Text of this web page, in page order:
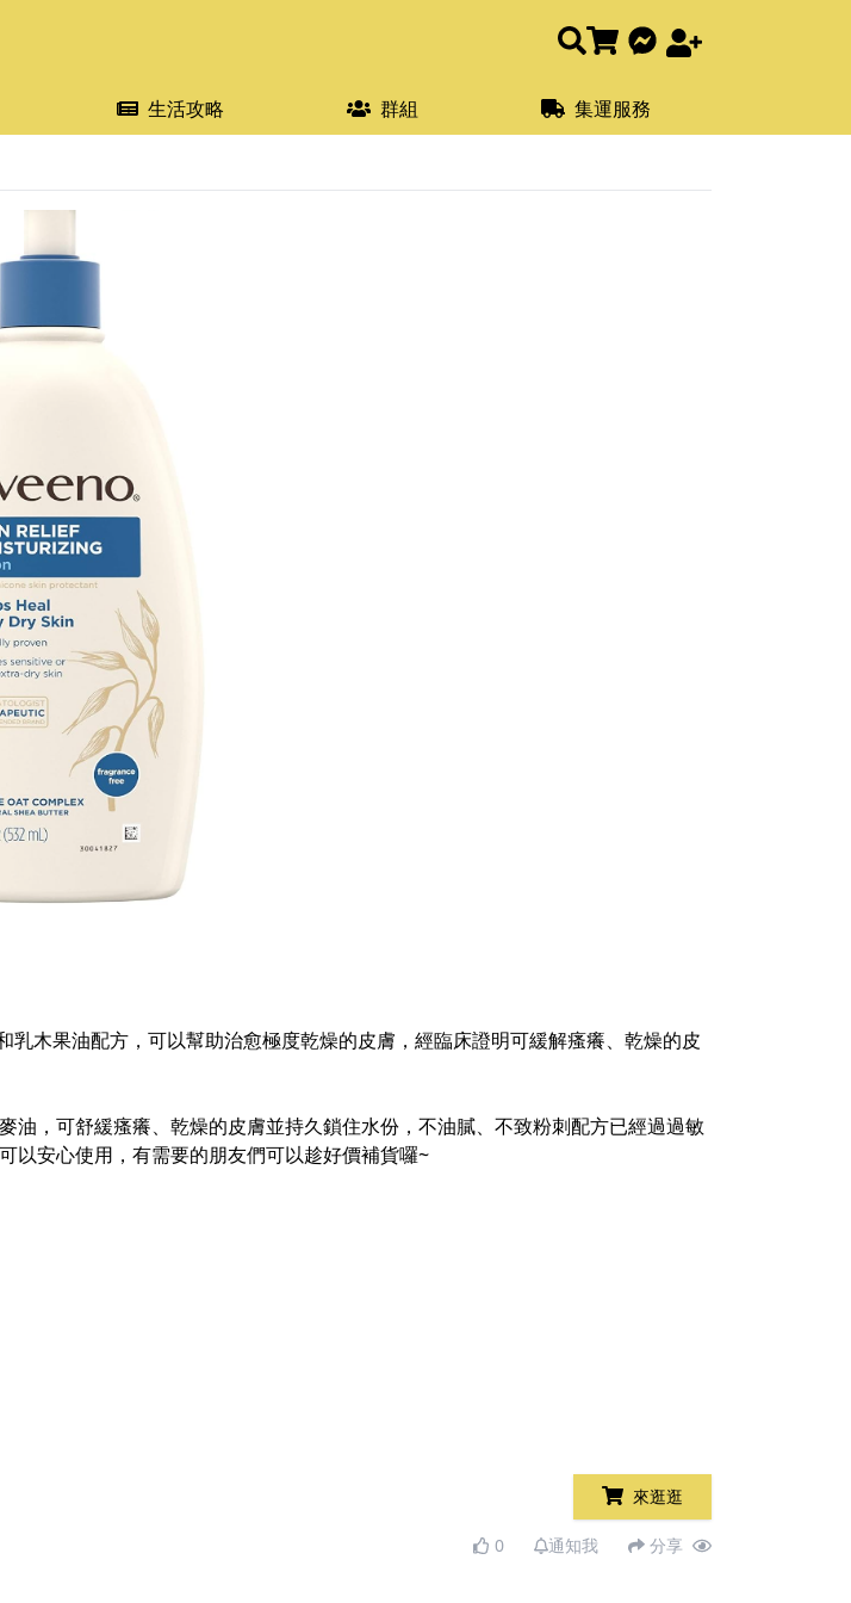
生活攻略 群組 集運服務
木果油配方，可以幫助治愈極度乾燥的皮膚，經臨床證明可緩解瘙癢、乾燥的皮
，可舒緩瘙癢、乾燥的皮膚並持久鎖住水份，不油膩、不致粉刺配方已經過過敏
以安心使用，有需要的朋友們可以趁好價補貨囉~
來逛逛
0 通知我 分享